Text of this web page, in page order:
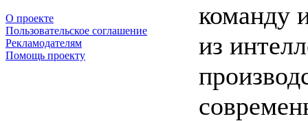
О проекте
Пользовательское соглашение
Рекламодателям
Помощь проекту
команду
из